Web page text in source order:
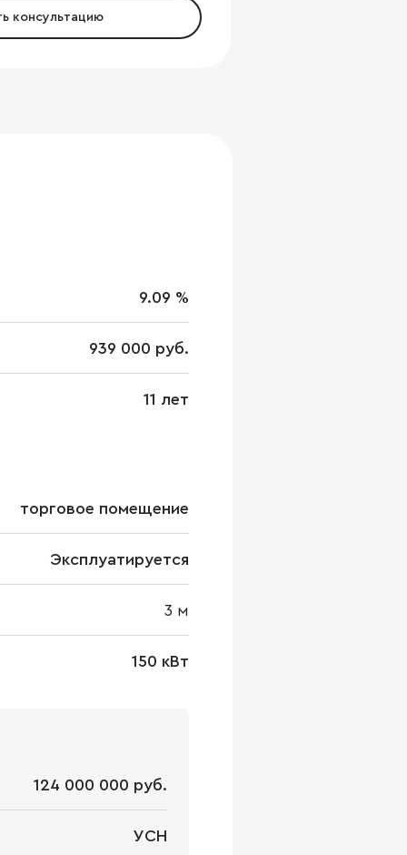
консультацию
9.09 %
939 000 руб.
11 лет
торговое помещение
Эксплуатируется
3 м
150 кВт
124 000 000 руб.
УСН